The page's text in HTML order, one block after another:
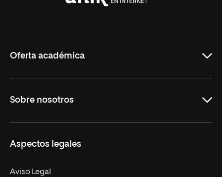
Oferta académica
Másteres Oficiales
Doctorados
Experto Universitario
Sobre nosotros
Facultades
Nuestro Equipo
Aspectos legales
Aviso Legal